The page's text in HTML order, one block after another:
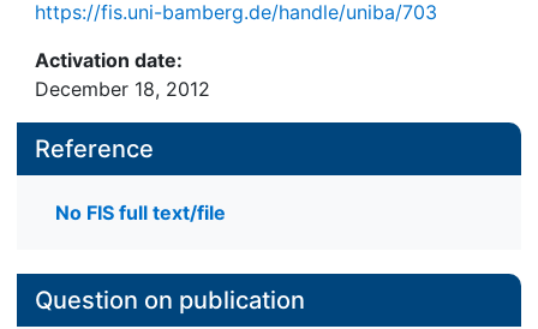
https://fis.uni-bamberg.de/handle/uniba/703
Activation date:
December 18, 2012
Reference
No FIS full text/file
Question on publication